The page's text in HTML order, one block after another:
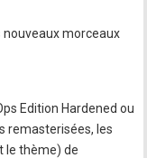
nouveaux morceaux
Edition Hardened ou
remasterisées, les
le thème) de